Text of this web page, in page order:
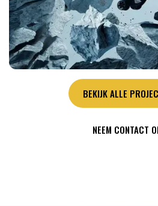
BEKIJK ALLE
NEEM CONTACT